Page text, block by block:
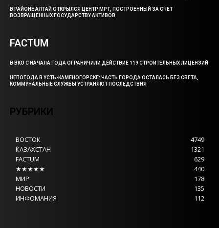
В РАЙОНЕ АЛТАЙ ОТКРЫЛСЯ ЦЕНТР МРТ, ПОСТРОЕННЫЙ ЗА СЧЕТ
ВОЗВРАЩЕННЫХ ГОСУДАРСТВУ АКТИВОВ
FACTUM
В ВКО С НАЧАЛА ГОДА ОГРАНИЧИЛИ ДЕЙСТВИЕ 119 СТРОИТЕЛЬНЫХ ЛИЦЕНЗИЙ
НЕПОГОДА В УСТЬ-КАМЕНОГОРСКЕ: ЧАСТЬ ГОРОДА ОСТАЛАСЬ БЕЗ СВЕТА,
КОММУНАЛЬНЫЕ СЛУЖБЫ УСТРАНЯЮТ ПОСЛЕДСТВИЯ
РУБРИКИ
ВОСТОК
4749
КАЗАХСТАН
1321
FACTUM
629
★★★★★
440
МИР
178
НОВОСТИ
135
ИНФОМАНИЯ
112